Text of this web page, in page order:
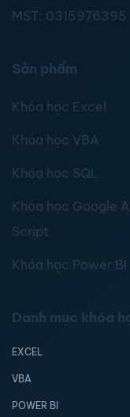
MST: 0315976395
Sản phẩm
Khóa học Excel
Khóa học VBA
Khóa học SQL
Khóa học Google
Script
Khóa học Power BI
Danh mục khóa
EXCEL
VBA
POWER BI